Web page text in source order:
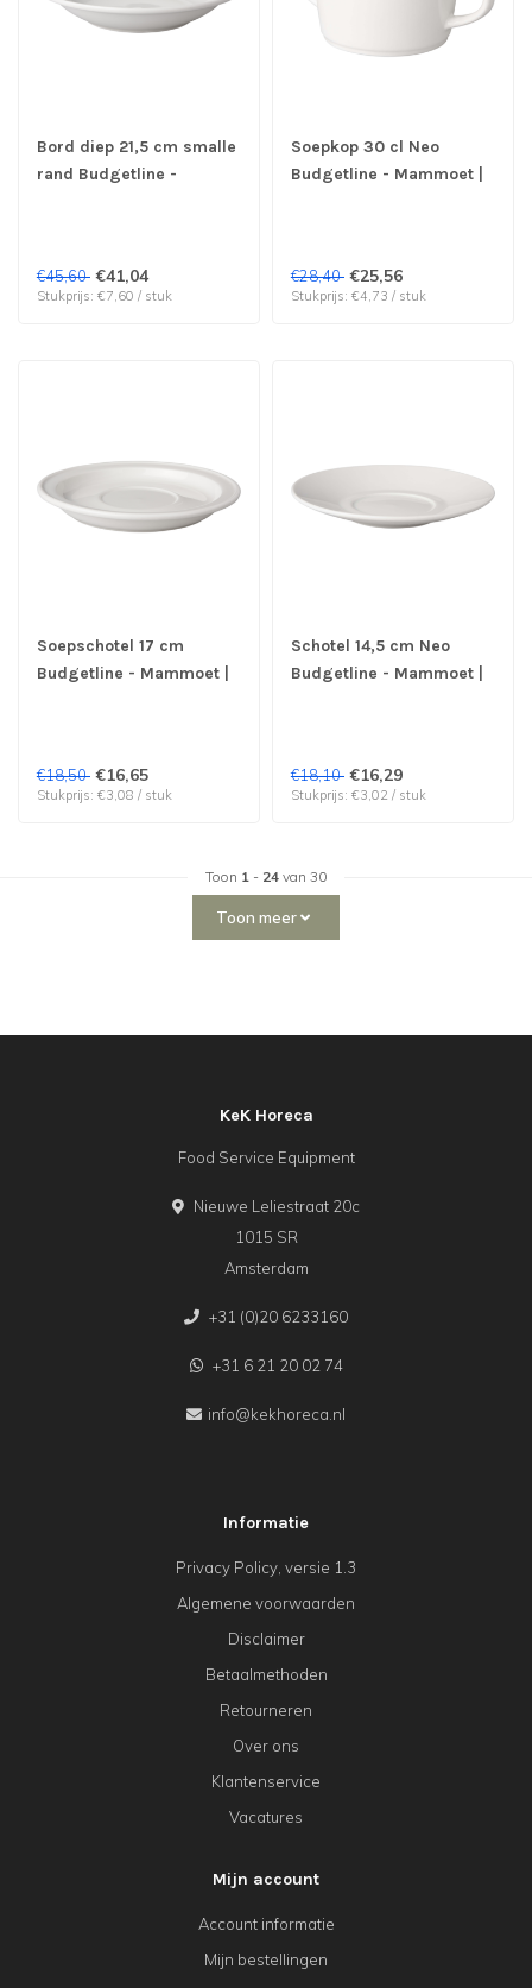
Bord diep 21,5 cm smalle
rand Budgetline -
€45,60 €41,04
Stukprijs: €7,60 / stuk
Soepkop 30 cl Neo
Budgetline - Mammoet |
€28,40 €25,56
Stukprijs: €4,73 / stuk
Soepschotel 17 cm
Budgetline - Mammoet |
€18,50 €16,65
Stukprijs: €3,08 / stuk
Schotel 14,5 cm Neo
Budgetline - Mammoet |
€18,10 €16,29
Stukprijs: €3,02 / stuk
Toon 1 - 24 van 30
Toon meer
KeK Horeca
Food Service Equipment
Nieuwe Leliestraat 20c
1015 SR
Amsterdam
+31 (0)20 6233160
+31 6 21 20 02 74
info@kekhoreca.nl
Informatie
Privacy Policy, versie 1.3
Algemene voorwaarden
Disclaimer
Betaalmethoden
Retourneren
Over ons
Klantenservice
Vacatures
Mijn account
Account informatie
Mijn bestellingen